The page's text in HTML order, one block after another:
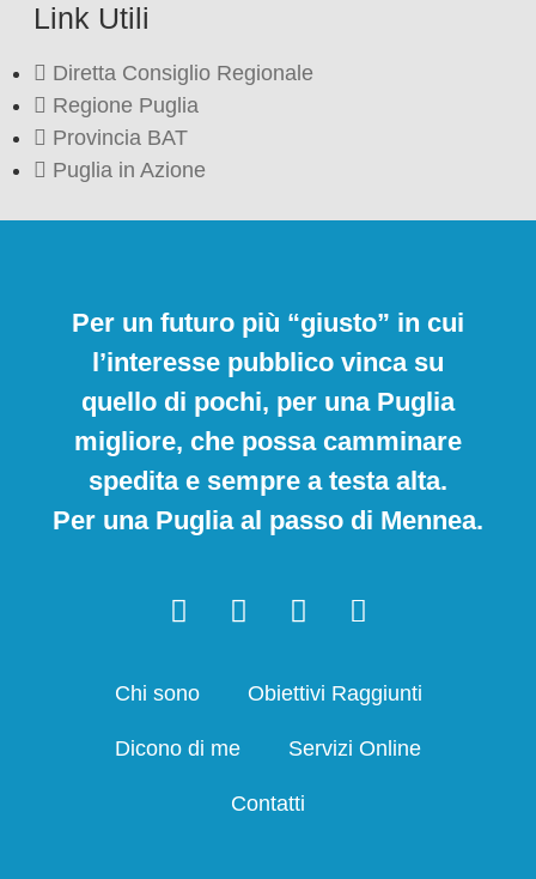
Link Utili
Diretta Consiglio Regionale
Regione Puglia
Provincia BAT
Puglia in Azione
Per un futuro più “giusto” in cui
l’interesse pubblico vinca su
quello di pochi, per una Puglia
migliore, che possa camminare
spedita e sempre a testa alta.
Per una Puglia al passo di Mennea.
Chi sono Obiettivi Raggiunti
Dicono di me Servizi Online
Contatti